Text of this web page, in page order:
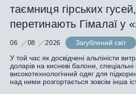
таємниця гірських гусей,
перетинають Гімалаї у
06 08 2026
Загублений світ
У той час як досвідчені альпіністи
доларів на кисневі балони,
високотехнологічний одяг для
над ними розгортається зовсім інша